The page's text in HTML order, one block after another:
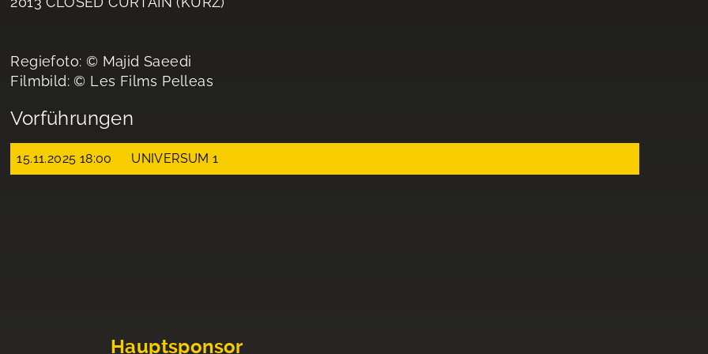
Regiefoto: © Majid Saeedi
Filmbild: © Les Films Pelleas
Vorführungen
15.11.2025 18:00 UNIVERSUM 1
Hauptsponsor